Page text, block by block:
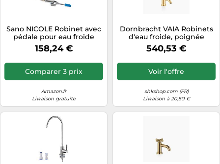
Sano NICOLE Robinet avec
pédale pour eau froide
158,24 €
Comparer 3 prix
Amazon.fr
Livraison gratuite
Dornbracht VAIA Robinets
d'eau froide, poignée
croisillon, saillie 89mm,
17500809-28, Couleur:
540,53 €
Voir l'offre
shkshop.com (FR)
Livraison à 20,50 €